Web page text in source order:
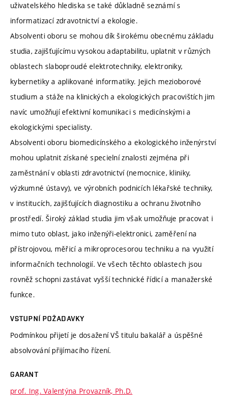
uživatelského hlediska se také důkladně seznámí s
informatizací zdravotnictví a ekologie.
Absolventi oboru se mohou dík širokému obecnému základu
studia, zajišťujícímu vysokou adaptabilitu, uplatnit v různých
oblastech slaboproudé elektrotechniky, elektroniky,
kybernetiky a aplikované informatiky. Jejich mezioborové
studium a stáže na klinických a ekologických pracovištích jim
navíc umožňují efektivní komunikaci s medicínskými a
ekologickými specialisty.
Absolventi oboru biomedicínského a ekologického inženýrství
mohou uplatnit získané specielní znalosti zejména při
zaměstnání v oblasti zdravotnictví (nemocnice, kliniky,
výzkumné ústavy), ve výrobních podnicích lékařské techniky,
v institucích, zajišťujících diagnostiku a ochranu životního
prostředí. Široký základ studia jim však umožňuje pracovat i
mimo tuto oblast, jako inženýři-elektronici, zaměření na
přístrojovou, měřicí a mikroprocesorou techniku a na využití
informačních technologií. Ve všech těchto oblastech jsou
rovněž schopni zastávat vyšší technické řídicí a manažerské
funkce.
VSTUPNÍ POŽADAVKY
Podmínkou přijetí je dosažení VŠ titulu bakalář a úspěšné
absolvování přijímacího řízení.
GARANT
prof. Ing. Valentýna Provazník, Ph.D.